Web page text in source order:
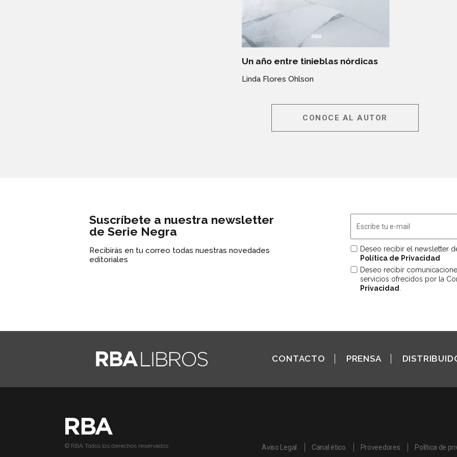
Un año entre tinieblas nórdicas
Linda Flores Ohlson
CONOCE AL AUTOR
Suscríbete a nuestra newsletter
de Serie Negra
Recibirás en tu correo todas nuestras novedades
editoriales
Deseo recibir el newsletter
Política de Privacidad
Deseo recibir
servicios ofrecidos por la
Privacidad
CONTACTO PRENSA
© RBA Todos los derechos reservados Aviso Legal Canal ético Proveedores Política de